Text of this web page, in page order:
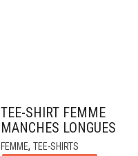
TEE-SHIRT FEMME
MANCHES LONGUES
FEMME, TEE-SHIRTS